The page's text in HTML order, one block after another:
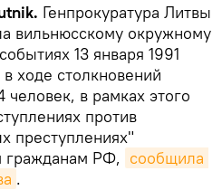
Генпрокуратура Литвы
вильнюсскому окружному
13 января 1991
ходе столкновений
в рамках этого
против
преступлениях"
гражданам РФ, сообщила
.